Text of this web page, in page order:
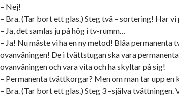
– Nej!
– Bra. (Tar bort ett glas.) Steg två – sortering! Har
– Ja, det samlas ju på hög i tv-rumm…
– Ja! Nu måste vi ha en ny metod! Blåa
ovanvåningen! De i tvättstugan ska vara
ovanvåningen och vara vita och ha skyltar på sig!
– Permanenta tvättkorgar? Men om man tar upp en
– Bra. (Tar bort ett glas.) Steg 3 –själva tvättningen.